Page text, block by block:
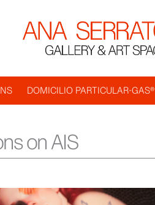
DOMICILIO PARTICULAR-GAS®
on AIS